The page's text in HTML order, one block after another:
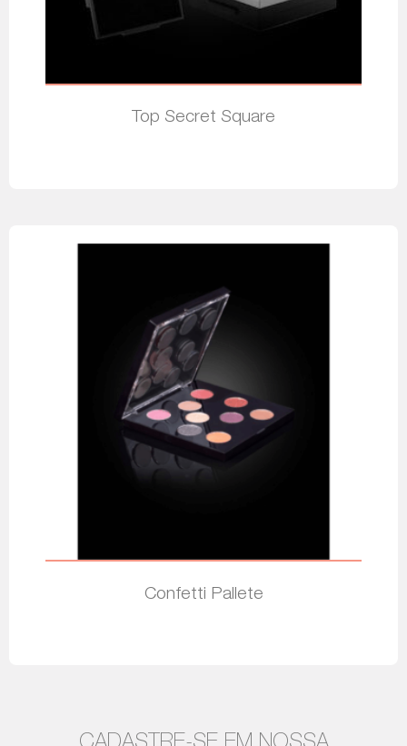
Top Secret Square
Confetti Pallete